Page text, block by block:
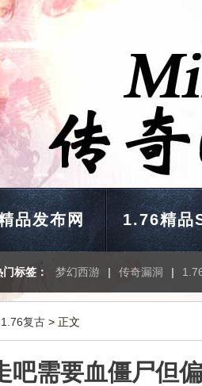
品发布网 1.76精品
门标签： 梦幻西游 | 传奇漏洞 |
1.76复古 > 正文
吧需要血僵尸但